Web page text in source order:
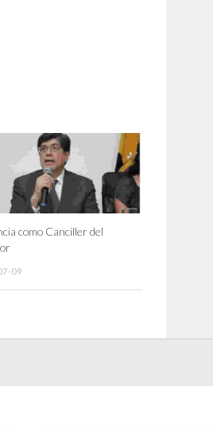
como Canciller del
09